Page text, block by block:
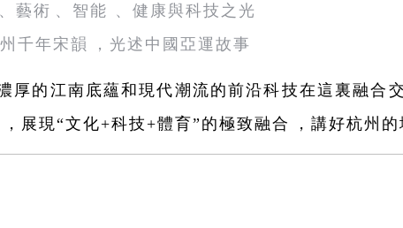
藝術、智能、健康與科技之光
千年宋韻，光述中國亞運故事
厚的江南底蘊和現代潮流的前沿科技在這裏融合交
，展現“文化+科技+體育”的極致融合，講好杭州的城